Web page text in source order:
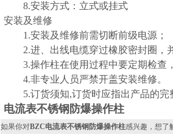
8.安装方式：立式或挂式
安装及维修
1.安装及维修前需切断前级电源；
2.进、出线电缆穿过橡胶密封圈，并
3.操作柱在使用过程中要定期检查，
4.非专业人员严禁开盖安装维修。
5.订货须知,订货时应指出产品的完
电流表不锈钢防爆操作柱
如果你对BZC电流表不锈钢防爆操作柱感兴趣，想了